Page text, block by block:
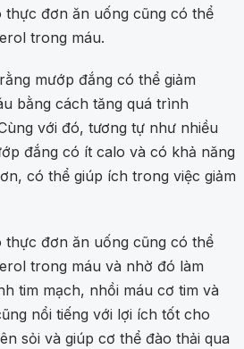
thực đơn ăn uống cũng có thể
trong máu.
mướp đắng có thể giảm
bằng cách tăng quá trình
với đó, tương tự như nhiều
đắng có ít calo và có khả năng
có thể giúp ích trong việc giảm
thực đơn ăn uống cũng có thể
trong máu và nhờ đó làm
tim mạch, nhồi máu cơ tim và
nổi tiếng với lợi ích tốt cho
sỏi và giúp cơ thể đào thải qua